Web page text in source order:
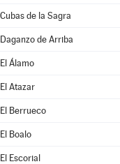
Cubas de la Sagra
Daganzo de Arriba
El Álamo
El Atazar
El Berrueco
El Boalo
El Escorial